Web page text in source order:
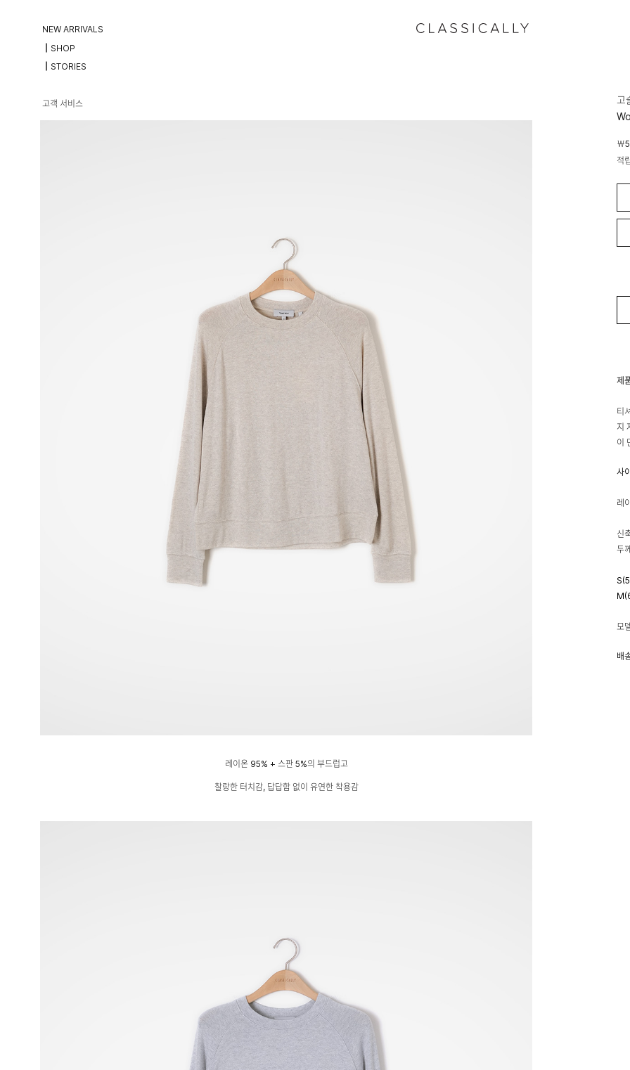
NEW ARRIVALS
┃SHOP
┃STORIES
고객 서비스
고
￦
적
제
티
지
이
사
레
신
두
모
배
레이온 95% + 스판 5%의 부드럽고
찰랑한 터치감, 답답함 없이 유연한 착용감